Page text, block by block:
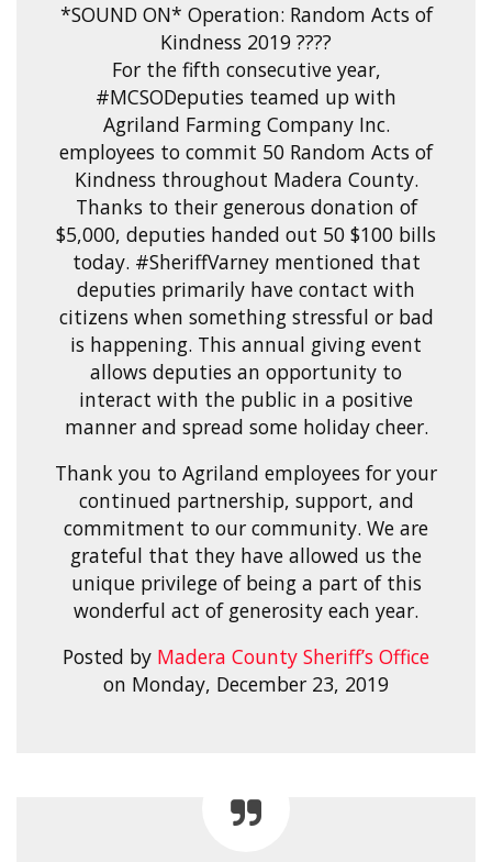
*SOUND ON* Operation: Random Acts of
Kindness 2019 ????
For the fifth consecutive year,
#MCSODeputies teamed up with
Agriland Farming Company Inc.
employees to commit 50 Random Acts of
Kindness throughout Madera County.
Thanks to their generous donation of
$5,000, deputies handed out 50 $100 bills
today. #SheriffVarney mentioned that
deputies primarily have contact with
citizens when something stressful or bad
is happening. This annual giving event
allows deputies an opportunity to
interact with the public in a positive
manner and spread some holiday cheer.
Thank you to Agriland employees for your
continued partnership, support, and
commitment to our community. We are
grateful that they have allowed us the
unique privilege of being a part of this
wonderful act of generosity each year.
Posted by Madera County Sheriff’s Office
on Monday, December 23, 2019